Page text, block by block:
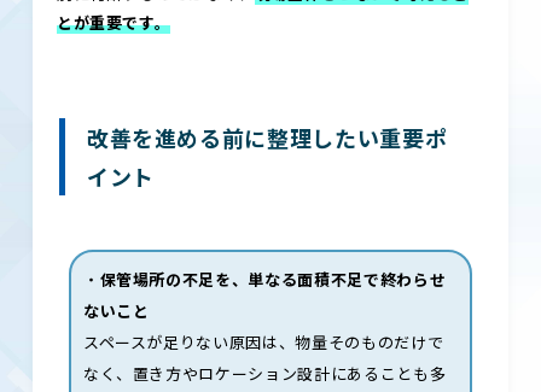
とが重要です。
改善を進める前に整理したい重要ポ
イント
・ 保管場所の不足を、単なる面積不足で終わらせ
ないこと
スペースが足りない原因は、物量そのものだけで
なく、置き方やロケーション設計にあることも多